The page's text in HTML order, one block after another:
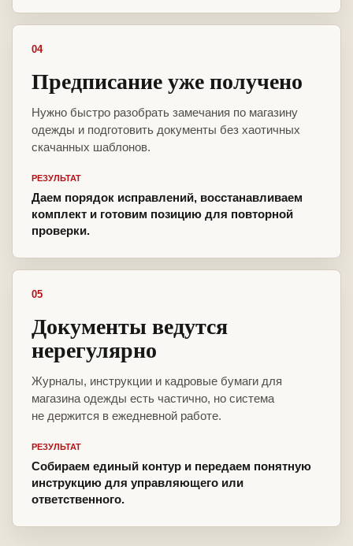
04
Предписание уже получено
Нужно быстро разобрать замечания по магазину
одежды и подготовить документы без хаотичных
скачанных шаблонов.
РЕЗУЛЬТАТ
Даем порядок исправлений, восстанавливаем
комплект и готовим позицию для повторной
проверки.
05
Документы ведутся
нерегулярно
Журналы, инструкции и кадровые бумаги для
магазина одежды есть частично, но система
не держится в ежедневной работе.
РЕЗУЛЬТАТ
Собираем единый контур и передаем понятную
инструкцию для управляющего или
ответственного.